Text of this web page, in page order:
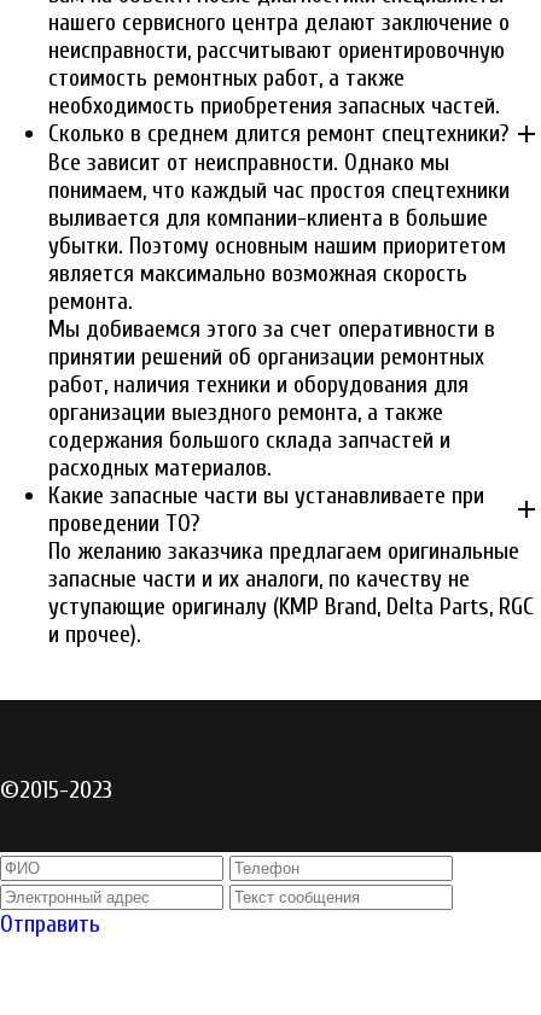
нашего сервисного центра делают заключение о
неисправности, рассчитывают ориентировочную
стоимость ремонтных работ, а также
необходимость приобретения запасных частей.
Сколько в среднем длится ремонт спецтехники? add
Все зависит от неисправности. Однако мы
понимаем, что каждый час простоя спецтехники
выливается для компании-клиента в большие
убытки. Поэтому основным нашим приоритетом
является максимально возможная скорость
ремонта.
Мы добиваемся этого за счет оперативности в
принятии решений об организации ремонтных
работ, наличия техники и оборудования для
организации выездного ремонта, а также
содержания большого склада запчастей и
расходных материалов.
Какие запасные части вы устанавливаете при
проведении ТО?
add
По желанию заказчика предлагаем оригинальные
запасные части и их аналоги, по качеству не
уступающие оригиналу (KMP Brand, Delta Parts, RGC
и прочее).
©2015-2023
Отправить